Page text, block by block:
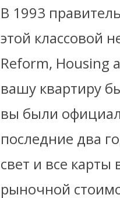
В 1993
этой классовой
Reform, Housing
вашу квартиру
вы были
последние два
свет и все карты
рыночной